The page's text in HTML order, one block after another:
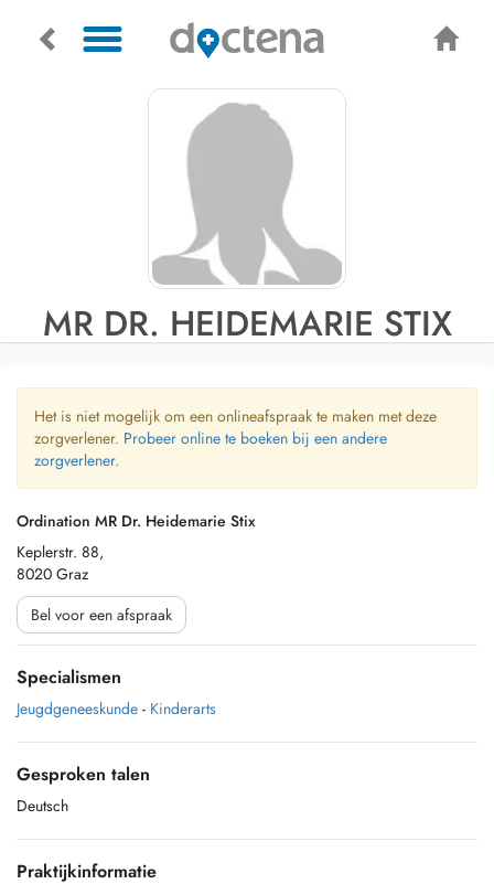
MR DR. HEIDEMARIE STIX
Het is niet mogelijk om een onlineafspraak te maken met deze
zorgverlener. Probeer online te boeken bij een andere
zorgverlener.
Ordination MR Dr. Heidemarie Stix
Keplerstr. 88,
8020 Graz
Bel voor een afspraak
Specialismen
Jeugdgeneeskunde - Kinderarts
Gesproken talen
Deutsch
Praktijkinformatie